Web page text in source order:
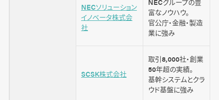
システム開発の費用相場と費用を抑えるポイン
NECソリューション
イノベータ株式会
社
NECグループの豊
富なノウハウ。
官公庁・金融・製造
業に強み
SCSK株式会社
取引8,000社・創業
50年超の実績。
基幹システムとクラ
ウド基盤に強み